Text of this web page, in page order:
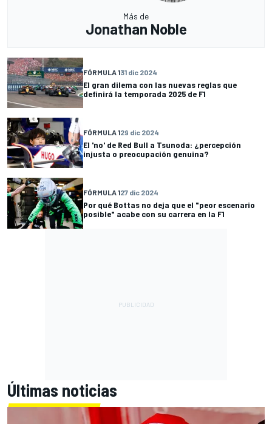
Más de
Jonathan Noble
FÓRMULA 131 dic 2024
El gran dilema con las nuevas reglas que
definirá la temporada 2025 de F1
FÓRMULA 129 dic 2024
El 'no' de Red Bull a Tsunoda: ¿percepción
injusta o preocupación genuina?
FÓRMULA 127 dic 2024
Por qué Bottas no deja que el "peor escenario
posible" acabe con su carrera en la F1
Últimas noticias